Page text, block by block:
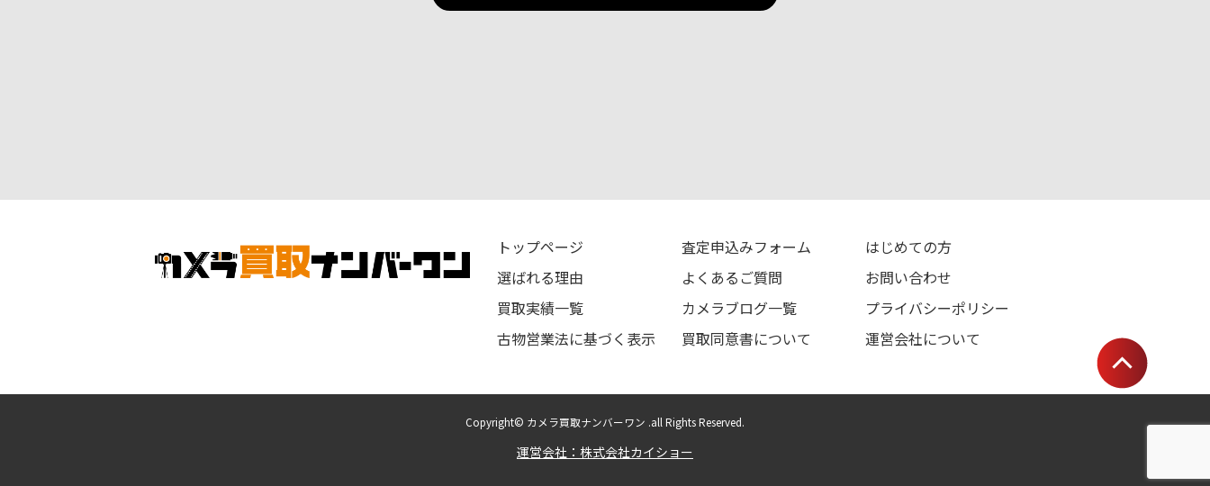
トップページ 査定申込みフォーム
はじめての方
選ばれる理由
よくあるご質問
お問い合わせ
買取実績一覧
カメラブログ一覧
プライバシーポリシー
古物営業法に基づく表示
買取同意書について 運営会社について
Copyright© カメラ買取ナンバーワン .all Rights Reserved.
運営会社：株式会社カイショー